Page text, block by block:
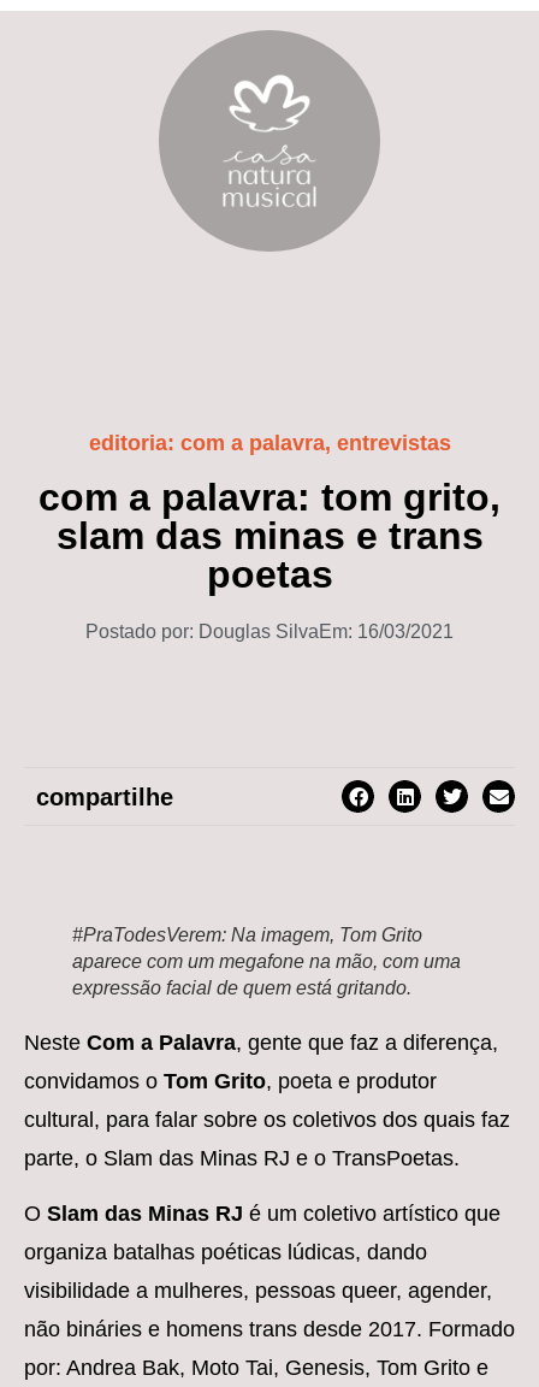
editoria: com a palavra, entrevistas
com a palavra: tom grito,
slam das minas e trans
poetas
Postado por: Douglas SilvaEm: 16/03/2021
compartilhe
#PraTodesVerem: Na imagem, Tom Grito
aparece com um megafone na mão, com uma
expressão facial de quem está gritando.
Neste Com a Palavra​, gente que faz a diferença,
convidamos o Tom Grito, poeta e produtor
cultural, para falar sobre os coletivos dos quais faz
parte, o Slam das Minas RJ e o TransPoetas.
O Slam das Minas RJ é um coletivo artístico que
organiza batalhas poéticas lúdicas, dando
visibilidade a mulheres, pessoas queer, agender,
não bináries e homens trans desde 2017. Formado
por: Andrea Bak, Moto Tai, Genesis, Tom Grito e